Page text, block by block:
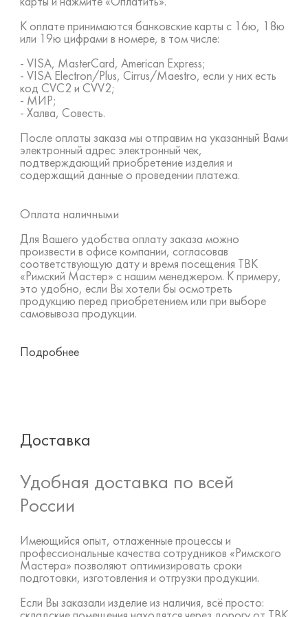
К оплате принимаются банковские карты с 16ю, 18ю
или 19ю цифрами в номере, в том числе:
- VISA, MasterCard, American Express;
- VISA Electron/Plus, Cirrus/Maestro, если у них есть
код CVC2 и CVV2;
- МИР;
- Халва, Совесть.
После оплаты заказа мы отправим на указанный Вами
электронный адрес электронный чек,
подтверждающий приобретение изделия и
содержащий данные о проведении платежа.
Оплата наличными
Для Вашего удобства оплату заказа можно
произвести в офисе компании, согласовав
соответствующую дату и время посещения ТВК
«Римский Мастер» с нашим менеджером. К примеру,
это удобно, если Вы хотели бы осмотреть
продукцию перед приобретением или при выборе
самовывоза продукции.
Подробнее
Доставка
Удобная доставка по всей
России
Имеющийся опыт, отлаженные процессы и
профессиональные качества сотрудников «Римского
Мастера» позволяют оптимизировать сроки
подготовки, изготовления и отгрузки продукции.
Если Вы заказали изделие из наличия, всё просто: